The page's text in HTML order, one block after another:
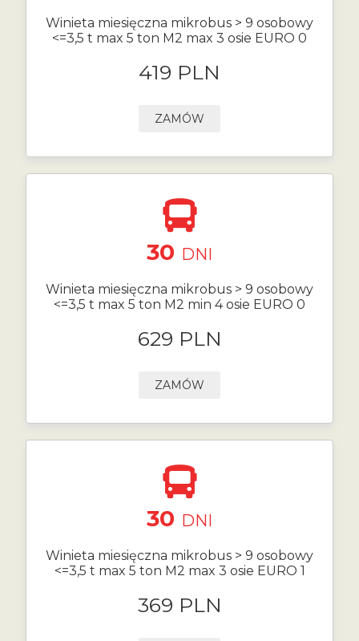
Winieta miesięczna mikrobus > 9 osobowy
<=3,5 t max 5 ton M2 max 3 osie EURO 0
419 PLN
ZAMÓW
30 DNI
Winieta miesięczna mikrobus > 9 osobowy
<=3,5 t max 5 ton M2 min 4 osie EURO 0
629 PLN
ZAMÓW
30 DNI
Winieta miesięczna mikrobus > 9 osobowy
<=3,5 t max 5 ton M2 max 3 osie EURO 1
369 PLN